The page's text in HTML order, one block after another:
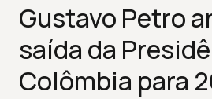
Gustavo Petro
saída da
Colômbia para